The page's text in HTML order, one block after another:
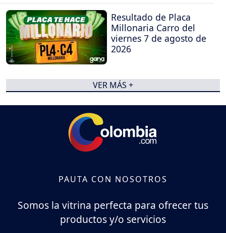
Resultado de Placa
Millonaria Carro del
viernes 7 de agosto de
2026
VER MÁS +
PAUTA CON NOSOTROS
Somos la vitrina perfecta para ofrecer tus
productos y/o servicios